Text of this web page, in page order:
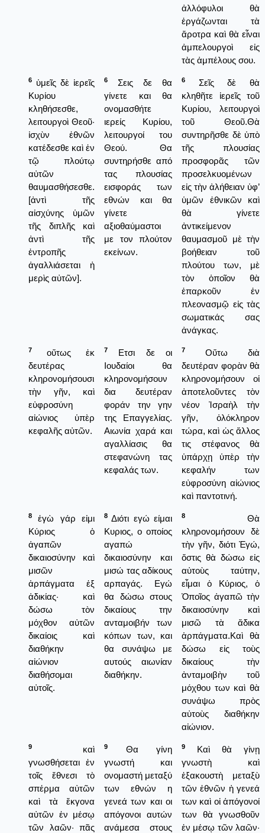
ἀλλόφυλοι θὰ
ἐργάζωνται τὰ
ἄροτρα καὶ θὰ εἶναι
ἀμπελουργοὶ εἰς
τὰς ἀμπέλους σου.
6
ὑμεῖς δὲ ἱερεῖς
Κυρίου
κληθήσεσθε,
λειτουργοὶ Θεοῦ·
ἰσχὺν ἐθνῶν
κατέδεσθε καὶ ἐν
τῷ πλούτῳ
αὐτῶν
θαυμασθήσεσθε.
[ἀντὶ τῆς
αἰσχύνης ὑμῶν
τῆς διπλῆς καὶ
ἀντὶ τῆς
ἐντροπῆς
ἀγαλλιάσεται ἡ
μερὶς αὐτῶν].
6
Σεις δε θα
γίνετε και θα
ονομασθήτε
ιερείς Κυρίου,
λειτουργοί του
Θεού. Θα
συντηρήσθε από
τας πλουσίας
εισφοράς των
εθνών και θα
γίνετε
αξιοθαύμαστοι
με τον πλούτον
εκείνων.
6
Σεῖς δὲ θὰ
κληθῆτε ἱερεῖς τοῦ
Κυρίου, λειτουργοὶ
τοῦ Θεοῦ.Θὰ
συντηρῆσθε δὲ ὑπὸ
τῆς πλουσίας
προσφορᾶς τῶν
προσελκυομένων
εἰς τὴν ἀλήθειαν ὑφ’
ὑμῶν ἐθνικῶν καὶ
θὰ γίνετε
ἀντικείμενον
θαυμασμοῦ μὲ τὴν
βοήθειαν τοῦ
πλούτου των, μὲ
τὸν ὁποῖον θὰ
ἐπαρκοῦν ἐν
πλεονασμῷ εἰς τὰς
σωματικάς σας
ἀνάγκας.
7
οὕτως ἐκ
δευτέρας
κληρονομήσουσι
τὴν γῆν, καὶ
εὐφροσύνη
αἰώνιος ὑπὲρ
κεφαλῆς αὐτῶν.
7
Ετσι δε οι
Ιουδαίοι θα
κληρονομήσουν
δια δευτέραν
φοράν την γην
της Επαγγελίας.
Αιωνία χαρά και
αγαλλίασις θα
στεφανώνη τας
κεφαλάς των.
7
Οὕτω διὰ
δευτέραν φορὰν θὰ
κληρονομήσουν οἱ
ἀποτελοῦντες τὸν
νέον Ἰσραὴλ τὴν
γῆν, ὁλόκληρον
τώρα, καὶ ὡς ἄλλος
τις στέφανος θὰ
ὑπάρχῃ ὑπὲρ τὴν
κεφαλήν των
εὐφροσύνη αἰώνιος
καὶ παντοτινή.
8
ἐγὼ γάρ εἰμι
Κύριος ὁ
ἀγαπῶν
δικαιοσύνην καὶ
μισῶν
ἁρπάγματα ἐξ
ἀδικίας· καὶ
δώσω τὸν
μόχθον αὐτῶν
δικαίοις καὶ
διαθήκην
αἰώνιον
διαθήσομαι
αὐτοῖς.
8 Διότι εγώ είμαι
Κυριος, ο οποίος
αγαπώ
δικαιοσύνην και
μισώ τας αδίκους
αρπαγάς. Εγώ
θα δώσω στους
δικαίους την
ανταμοιβήν των
κόπων των, και
θα συνάψω με
αυτούς αιωνίαν
διαθήκην.
8
Θὰ
κληρονομήσουν δὲ
τὴν γῆν, διότι Ἐγώ,
ὄστις θὰ δώσω εἰς
αὐτοὺς ταύτην,
εἶμαι ὁ Κύριος, ὁ
Ὁποῖος ἀγαπῶ τὴν
δικαιοσύνην καὶ
μισῶ τὰ ἄδικα
ἁρπάγματα.Καὶ θὰ
δώσω εἰς τοὺς
δικαίους τὴν
ἀνταμοιβὴν τοῦ
μόχθου των καὶ θὰ
συνάψω πρὸς
αὐτοὺς διαθήκην
αἰώνιον.
9
καὶ
γνωσθήσεται ἐν
τοῖς ἔθνεσι τὸ
σπέρμα αὐτῶν
καὶ τὰ ἔκγονα
αὐτῶν ἐν μέσῳ
τῶν λαῶν· πᾶς
9
Θα γίνη
γνωστή και
ονομαστή μεταξύ
των εθνών η
γενεά των και οι
απόγονοι αυτών
ανάμεσα στους
9
Καὶ θὰ γίνῃ
γνωστὴ καὶ
ἐξακουστὴ μεταξὺ
τῶν ἐθνῶν ἡ γενεά
των καὶ οἱ ἀπόγονοί
των θὰ γνωσθοῦν
ἐν μέσῳ τῶν λαῶν·